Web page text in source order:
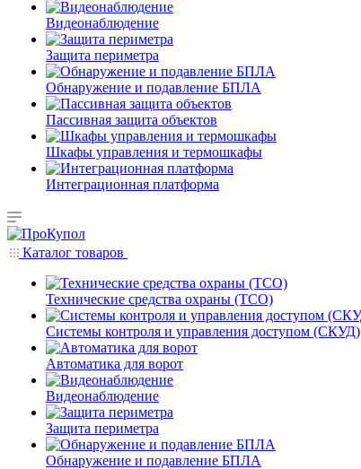
Видеонаблюдение
Защита периметра
Обнаружение и подавление БПЛА
Пассивная защита объектов
Шкафы управления и термошкафы
Интеграционная платформа
Каталог товаров
Технические средства охраны (ТСО)
Системы контроля и управления доступом (СКУД)
Автоматика для ворот
Видеонаблюдение
Защита периметра
Обнаружение и подавление БПЛА